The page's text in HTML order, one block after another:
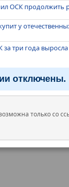
ОСК продолжить
у
три года
отключены.
только со